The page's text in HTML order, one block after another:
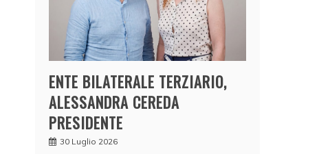
ENTE BILATERALE TERZIARIO,
ALESSANDRA CEREDA
PRESIDENTE
30 Luglio 2026